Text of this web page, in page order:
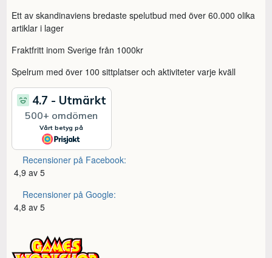
Ett av skandinaviens bredaste spelutbud med över 60.000 olika
artiklar i lager
Fraktfritt inom Sverige från 1000kr
Spelrum med över 100 sittplatser och aktiviteter varje kväll
Recensioner på Facebook:
4,9 av 5
Recensioner på Google:
4,8 av 5